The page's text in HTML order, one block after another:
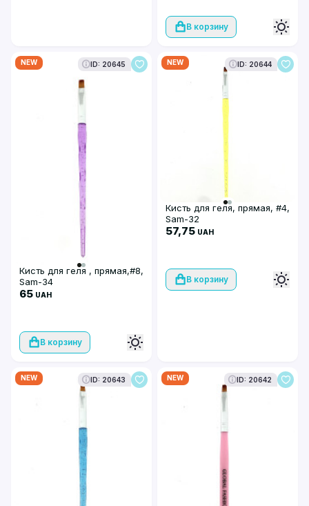
В корзину
NEW ID: 20645
Кисть для геля , прямая,#8,
Sam-34
65 UAH
В корзину
NEW ID: 20644
Кисть для геля, прямая, #4,
Sam-32
57,75 UAH
В корзину
NEW ID: 20643 NEW ID: 20642